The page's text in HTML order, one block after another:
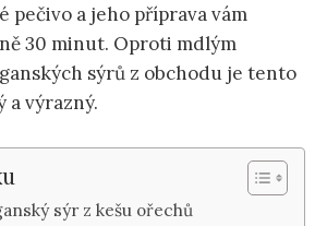
pečivo a jeho příprava vám
30 minut. Oproti mdlým
sýrů z obchodu je tento
a výrazný.
sýr z kešu ořechů